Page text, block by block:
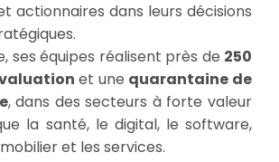
actionnaires dans leurs décisions
ses équipes réalisent près de 250
et une quarantaine de
, dans des secteurs à forte valeur
la santé, le digital, le software,
et les services.